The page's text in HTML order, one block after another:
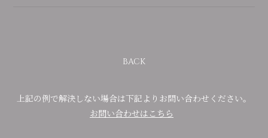
BACK
上記の例で解決しない場合は下記よりお問い合わせください。
お問い合わせはこちら